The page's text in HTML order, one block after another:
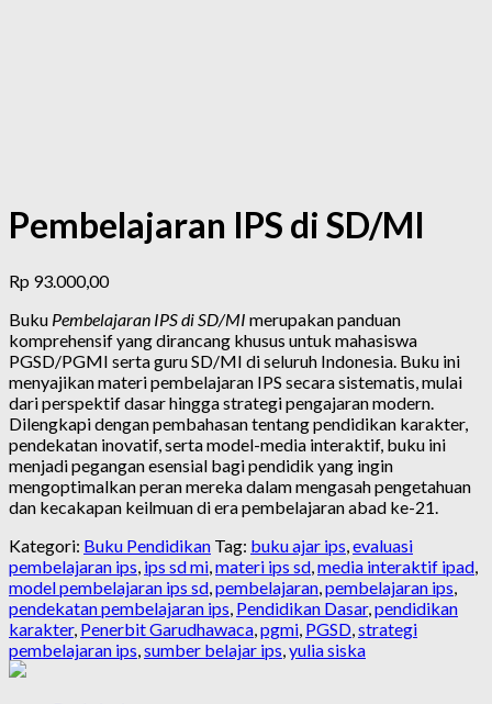
Pembelajaran IPS di SD/MI
Rp 93.000,00
Buku Pembelajaran IPS di SD/MI merupakan panduan
komprehensif yang dirancang khusus untuk mahasiswa
PGSD/PGMI serta guru SD/MI di seluruh Indonesia. Buku ini
menyajikan materi pembelajaran IPS secara sistematis, mulai
dari perspektif dasar hingga strategi pengajaran modern.
Dilengkapi dengan pembahasan tentang pendidikan karakter,
pendekatan inovatif, serta model-media interaktif, buku ini
menjadi pegangan esensial bagi pendidik yang ingin
mengoptimalkan peran mereka dalam mengasah pengetahuan
dan kecakapan keilmuan di era pembelajaran abad ke-21.
Kategori: Buku Pendidikan Tag: buku ajar ips,evaluasi
pembelajaran ips, ips sd mi,materi ips sd,media interaktif ipad,
model pembelajaran ips sd,pembelajaran,pembelajaran ips,
pendekatan pembelajaran ips, Pendidikan Dasar,pendidikan
karakter, Penerbit Garudhawaca,pgmi, PGSD,strategi
pembelajaran ips,sumber belajar ips,yulia siska